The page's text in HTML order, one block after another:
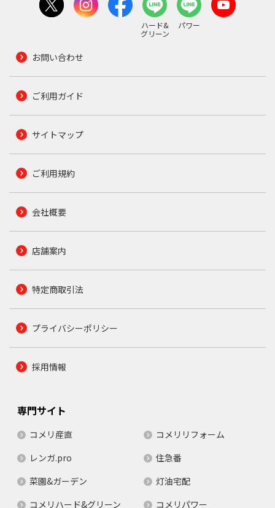
ハード&
グリーン
パワー
お問い合わせ
ご利用ガイド
サイトマップ
ご利用規約
会社概要
店舗案内
特定商取引法
プライバシーポリシー
採用情報
専門サイト
コメリ産直
コメリリフォーム
レンガ.pro
住急番
菜園&ガーデン
灯油宅配
コメリハード&グリーン
コメリパワー